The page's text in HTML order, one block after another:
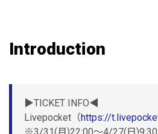
Introduction
▶︎TICKET INFO◀︎
Livepocket（ https://